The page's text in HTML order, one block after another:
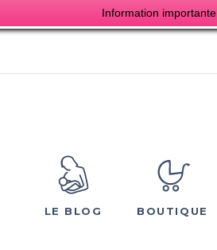
Information importante
LE BLOG BOUTIQUE